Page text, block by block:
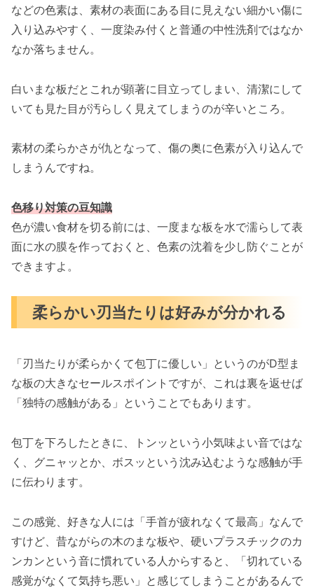
などの色素は、素材の表面にある目に見えない細かい傷に
入り込みやすく、一度染み付くと普通の中性洗剤ではなか
なか落ちません。
白いまな板だとこれが顕著に目立ってしまい、清潔にして
いても見た目が汚らしく見えてしまうのが辛いところ。
素材の柔らかさが仇となって、傷の奥に色素が入り込んで
しまうんですね。
色移り対策の豆知識
色が濃い食材を切る前には、一度まな板を水で濡らして表
面に水の膜を作っておくと、色素の沈着を少し防ぐことが
できますよ。
柔らかい刃当たりは好みが分かれる
「刃当たりが柔らかくて包丁に優しい」というのがD型ま
な板の大きなセールスポイントですが、これは裏を返せば
「独特の感触がある」ということでもあります。
包丁を下ろしたときに、トンッという小気味よい音ではな
く、グニャッとか、ボスッという沈み込むような感触が手
に伝わります。
この感覚、好きな人には「手首が疲れなくて最高」なんで
すけど、昔ながらの木のまな板や、硬いプラスチックのカ
ンカンという音に慣れている人からすると、「切れている
感覚がなくて気持ち悪い」と感じてしまうことがあるんで